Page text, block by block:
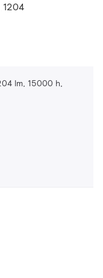
1204
lm, 15000 h,